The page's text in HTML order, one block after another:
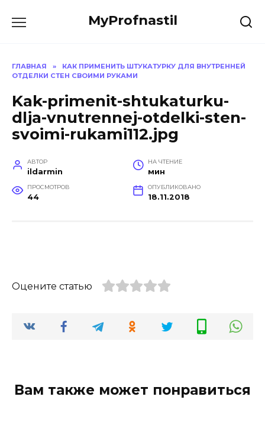
MyProfnastil
ГЛАВНАЯ »
КАК ПРИМЕНИТЬ ШТУКАТУРКУ ДЛЯ ВНУТРЕННЕЙ
ОТДЕЛКИ СТЕН СВОИМИ РУКАМИ
Kak-primenit-shtukaturku-
dlja-vnutrennej-otdelki-sten-
svoimi-rukami112.jpg
АВТОР
ildarmin
НА ЧТЕНИЕ
мин
ПРОСМОТРОВ
44
ОПУБЛИКОВАНО
18.11.2018
Оцените статью
Вам также может понравиться